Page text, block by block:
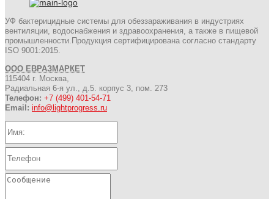
УФ бактерицидные системы для обеззараживания в индустриях
вентиляции, водоснабжения и здравоохранения, а также в пищевой
промышленности.Продукция сертифицирована согласно стандарту
ISO 9001:2015.
ООО ЕВРАЗМАРКЕТ
115404 г. Москва,
Радиальная 6-я ул., д.5. корпус 3, пом. 273
Телефон: +7 (499) 401-54-71
Email: info@lightprogress.ru